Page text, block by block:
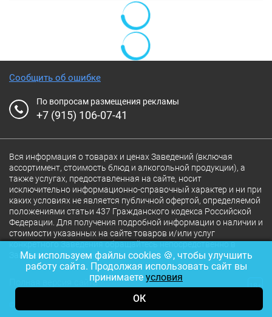
Сообщить об ошибке
По вопросам размещения рекламы
+7 (915) 106-07-41
Вся информация о товарах и ценах Заведений (включая
ассортимент, стоимость блюд и алкогольной продукции), а
также услугах, предоставленная на сайте, носит
исключительно информационно-справочный характер и ни при
каких условиях не является публичной офертой, определяемой
положениями статьи 437 Гражданского кодекса Российской
Федерации. Для получения подробной информации о наличии и
стоимости указанных на сайте товаров и/или услуг
конкретного Заведения обращайтесь непосредственно в
Заведение.
Полная версия сайта 18+
Мы используем файлы cookies 🍪, чтобы улучшить
работу сайта. Продолжая использовать сайт вы
принимаете условия
ОК